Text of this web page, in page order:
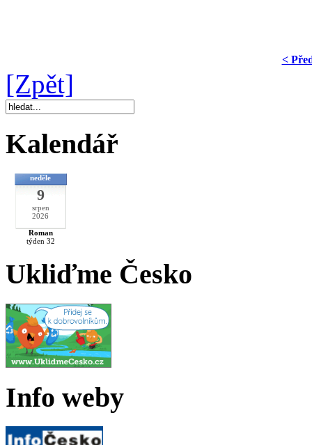
<
[Zpět]
Kalendář
neděle
9
srpen
2026
Roman
týden 32
Ukliďme Česko
Info weby